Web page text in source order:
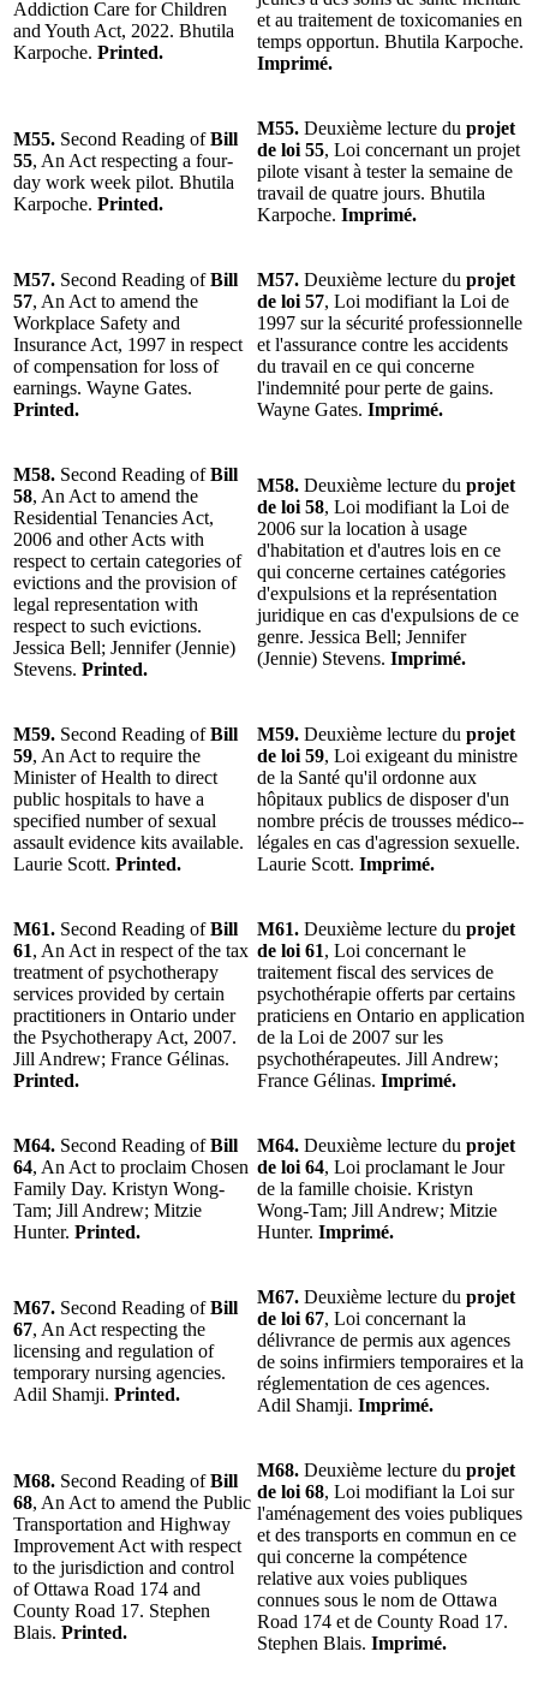
Addiction Care for Children
and Youth Act, 2022. Bhutila
Karpoche. Printed.
et au traitement de toxicomanies en
temps opportun. Bhutila Karpoche.
Imprimé.
M55. Second Reading ofBill
55, An Act respecting a four-
day work week pilot. Bhutila
Karpoche. Printed.
M55. Deuxième lecture du projet
de loi 55, Loi concernant un projet
pilote visant à tester la semaine de
travail de quatre jours. Bhutila
Karpoche. Imprimé.
M57. Second Reading ofBill
57, An Act to amend the
Workplace Safety and
Insurance Act, 1997 in respect
of compensation for loss of
earnings. Wayne Gates.
Printed.
M57. Deuxième lecture du projet
de loi 57, Loi modifiant la Loi de
1997 sur la sécurité professionnelle
et l'assurance contre les accidents
du travail en ce qui concerne
l'indemnité pour perte de gains.
Wayne Gates. Imprimé.
M58. Second Reading ofBill
58, An Act to amend the
Residential Tenancies Act,
2006 and other Acts with
respect to certain categories of
evictions and the provision of
legal representation with
respect to such evictions.
Jessica Bell; Jennifer (Jennie)
Stevens. Printed.
M58. Deuxième lecture du projet
de loi 58, Loi modifiant la Loi de
2006 sur la location à usage
d'habitation et d'autres lois en ce
qui concerne certaines catégories
d'expulsions et la représentation
juridique en cas d'expulsions de ce
genre. Jessica Bell; Jennifer
(Jennie) Stevens. Imprimé.
M59. Second Reading ofBill
59, An Act to require the
Minister of Health to direct
public hospitals to have a
specified number of sexual
assault evidence kits available.
Laurie Scott. Printed.
M59. Deuxième lecture du projet
de loi 59, Loi exigeant du ministre
de la Santé qu'il ordonne aux
hôpitaux publics de disposer d'un
nombre précis de trousses médico-­
légales en cas d'agression sexuelle.
Laurie Scott. Imprimé.
M61. Second Reading ofBill
61, An Act in respect of the tax
treatment of psychotherapy
services provided by certain
practitioners in Ontario under
the Psychotherapy Act, 2007.
Jill Andrew; France Gélinas.
Printed.
M61. Deuxième lecture du projet
de loi 61, Loi concernant le
traitement fiscal des services de
psychothérapie offerts par certains
praticiens en Ontario en application
de la Loi de 2007 sur les
psychothérapeutes. Jill Andrew;
France Gélinas. Imprimé.
M64. Second Reading ofBill
64, An Act to proclaim Chosen
Family Day. Kristyn Wong-
Tam; Jill Andrew; Mitzie
Hunter. Printed.
M64. Deuxième lecture du projet
de loi 64, Loi proclamant le Jour
de la famille choisie. Kristyn
Wong-Tam; Jill Andrew; Mitzie
Hunter. Imprimé.
M67. Second Reading ofBill
67, An Act respecting the
licensing and regulation of
temporary nursing agencies.
Adil Shamji. Printed.
M67. Deuxième lecture du projet
de loi 67, Loi concernant la
délivrance de permis aux agences
de soins infirmiers temporaires et la
réglementation de ces agences.
Adil Shamji. Imprimé.
M68. Second Reading ofBill
68, An Act to amend the Public
Transportation and Highway
Improvement Act with respect
to the jurisdiction and control
of Ottawa Road 174 and
County Road 17. Stephen
Blais. Printed.
M68. Deuxième lecture du projet
de loi 68, Loi modifiant la Loi sur
l'aménagement des voies publiques
et des transports en commun en ce
qui concerne la compétence
relative aux voies publiques
connues sous le nom de Ottawa
Road 174 et de County Road 17.
Stephen Blais. Imprimé.